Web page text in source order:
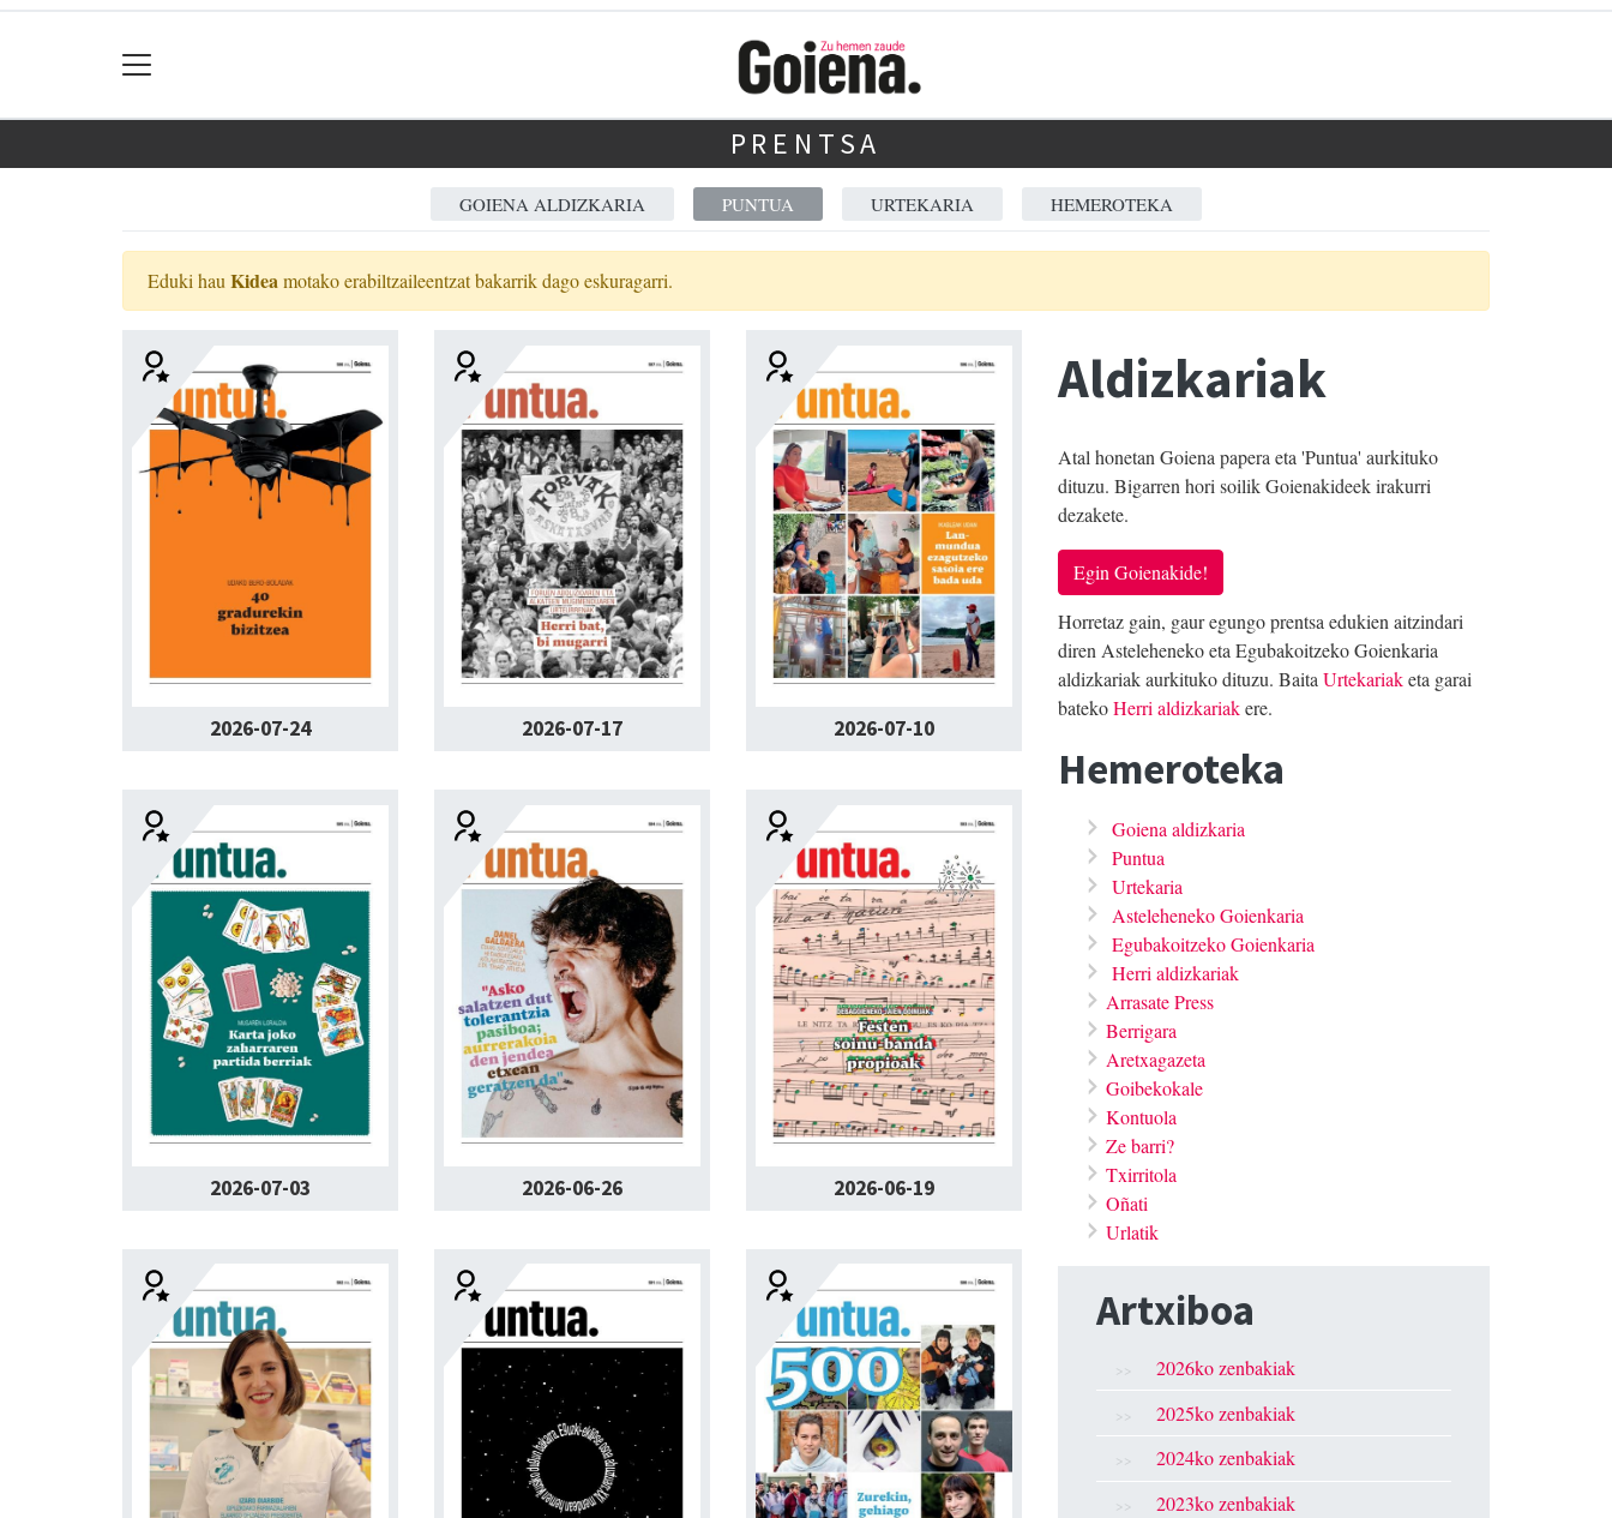
PRENTSA
GOIENA ALDIZKARIA PUNTUA URTEKARIA HEMEROTEKA
Eduki hau Kideamotako erabiltzaileentzat bakarrik dago eskuragarri.
2026-07-24 2026-07-17 2026-07-10
2026-07-03 2026-06-26 2026-06-19
Aldizkariak
Atal honetan Goiena papera eta 'Puntua' aurkituko
dituzu. Bigarren hori soilik Goienakideek irakurri
dezakete.
Egin Goienakide!
Horretaz gain, gaur egungo prentsa edukien aitzindari
diren Asteleheneko eta Egubakoitzeko Goienkaria
aldizkariak aurkituko dituzu. Baita Urtekariaketa garai
batekoHerri aldizkariakere.
Hemeroteka
Goiena aldizkaria
Puntua
Urtekaria
Asteleheneko Goienkaria
Egubakoitzeko Goienkaria
Herri aldizkariak
Arrasate Press
Berrigara
Aretxagazeta
Goibekokale
Kontuola
Ze barri?
Txirritola
Oñati
Urlatik
Artxiboa
2026ko zenbakiak
2025ko zenbakiak
2024ko zenbakiak
2023ko zenbakiak